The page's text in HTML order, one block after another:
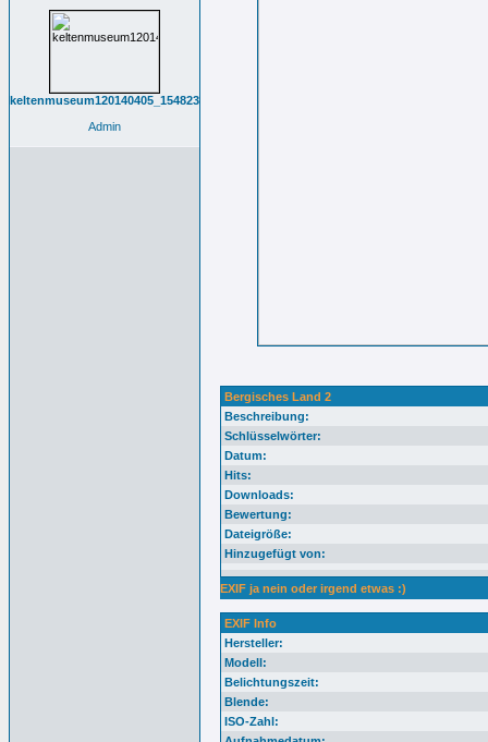
keltenmuseum120140405_154823
Admin
Bergisches Land 2
Beschreibung:
Schlüsselwörter:
Datum:
Hits:
Downloads:
Bewertung:
Dateigröße:
Hinzugefügt von:
EXIF ja nein oder irgend etwas :)
EXIF Info
Hersteller:
Modell:
Belichtungszeit:
Blende:
ISO-Zahl: